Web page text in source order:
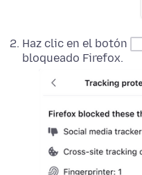
Haz clic en el botón
bloqueado Firefox.